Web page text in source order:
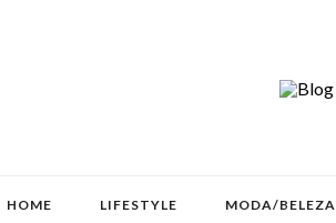
HOME LIFESTYLE MODA/BELEZA